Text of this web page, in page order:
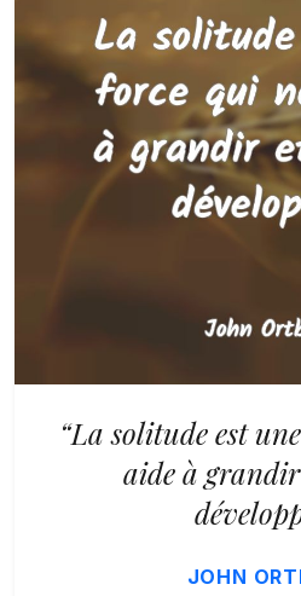
“La solitude est
aide à
JOHN